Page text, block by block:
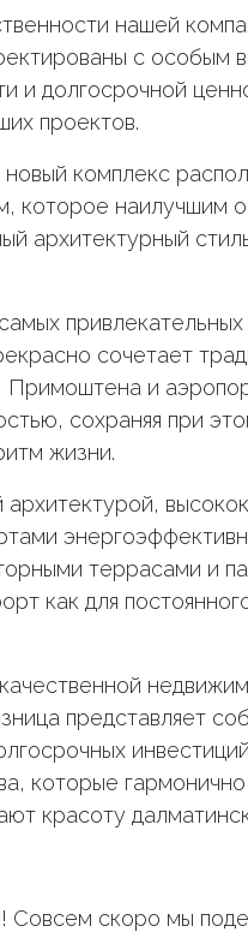
нашей
с особым
и долгосрочной
проектов.
комплекс
которое наилучшим
архитектурный
сочетает
Примоштена и
сохраняя при
жизни.
террасами и
как для
представляет
которые гармонично
красоту
Совсем скоро мы